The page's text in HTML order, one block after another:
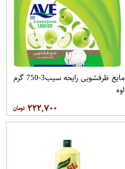
مایع ظرفشویی رایحه سیب3-750 گرم
اوه
۲۲۲,۷۰۰